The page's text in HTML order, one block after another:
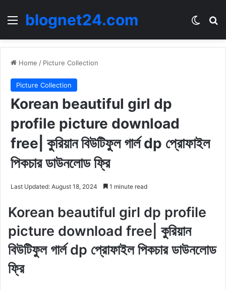
Menublognet24.com
Home / Picture Collection
Picture Collection
Korean beautiful girl dp
profile picture download
free| কুরিয়ান বিউটিফুল গার্ল dp প্রোফাইল
পিকচার ডাউনলোড ফ্রি
Last Updated: August 18, 2024 1 minute read
Korean beautiful girl dp profile
picture download free| কুরিয়ান
বিউটিফুল গার্ল dp প্রোফাইল পিকচার ডাউনলোড
ফ্রি